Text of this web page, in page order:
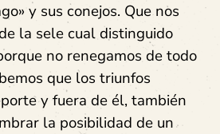
y sus conejos. Que nos
la sele cual distinguido
no renegamos de todo
que los triunfos
y fuera de él, también
la posibilidad de un